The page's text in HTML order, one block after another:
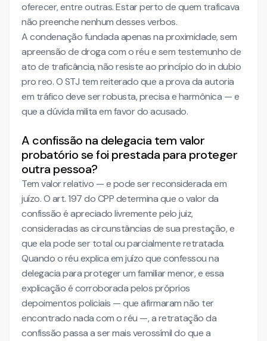
oferecer, entre outras. Estar perto de quem traficava
não preenche nenhum desses verbos.
A condenação fundada apenas na proximidade, sem
apreensão de droga com o réu e sem testemunho de
ato de traficância, não resiste ao princípio do in dubio
pro reo. O STJ tem reiterado que a prova da autoria
em tráfico deve ser robusta, precisa e harmônica — e
que a dúvida milita em favor do acusado.
A confissão na delegacia tem valor
probatório se foi prestada para proteger
outra pessoa?
Tem valor relativo — e pode ser reconsiderada em
juízo. O art. 197 do CPP determina que o valor da
confissão é apreciado livremente pelo juiz,
consideradas as circunstâncias de sua prestação, e
que ela pode ser total ou parcialmente retratada.
Quando o réu explica em juízo que confessou na
delegacia para proteger um familiar menor, e essa
explicação é corroborada pelos próprios
depoimentos policiais — que afirmaram não ter
encontrado nada com o réu —, a retratação da
confissão passa a ser mais verossímil do que a